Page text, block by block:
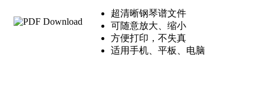
超清晰钢琴谱文件
可随意放大、缩小
方便打印，不失真
适用手机、平板、电脑